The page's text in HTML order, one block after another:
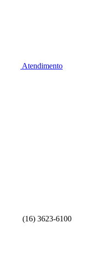
Atendimento
(16) 3623-6100